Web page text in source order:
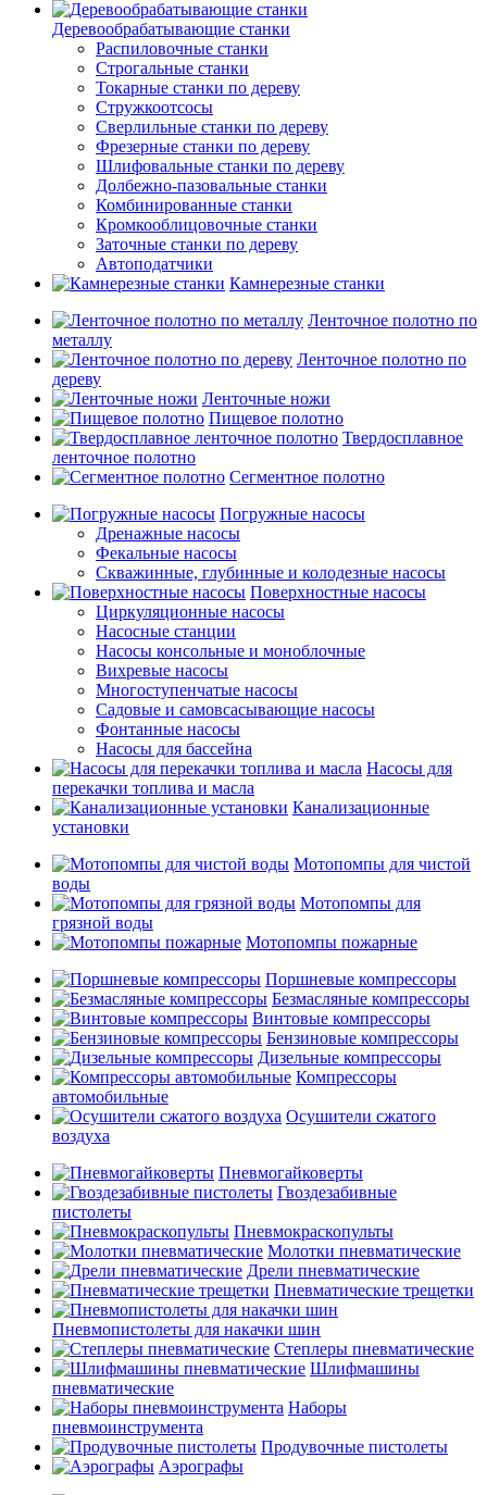
Деревообрабатывающие станки
Распиловочные станки
Строгальные станки
Токарные станки по дереву
Стружкоотсосы
Сверлильные станки по дереву
Фрезерные станки по дереву
Шлифовальные станки по дереву
Долбежно-пазовальные станки
Комбинированные станки
Кромкооблицовочные станки
Заточные станки по дереву
Автоподатчики
Камнерезные станки
Ленточное полотно по
металлу
Ленточное полотно по
дереву
Ленточные ножи
Пищевое полотно
Твердосплавное
ленточное полотно
Сегментное полотно
Погружные насосы
Дренажные насосы
Фекальные насосы
Скважинные, глубинные и колодезные насосы
Поверхностные насосы
Циркуляционные насосы
Насосные станции
Насосы консольные и моноблочные
Вихревые насосы
Многоступенчатые насосы
Садовые и самовсасывающие насосы
Фонтанные насосы
Насосы для бассейна
Насосы для
перекачки топлива и масла
Канализационные
установки
Мотопомпы для чистой
воды
Мотопомпы для
грязной воды
Мотопомпы пожарные
Поршневые компрессоры
Безмасляные компрессоры
Винтовые компрессоры
Бензиновые компрессоры
Дизельные компрессоры
Компрессоры
автомобильные
Осушители сжатого
воздуха
Пневмогайковерты
Гвоздезабивные
пистолеты
Пневмокраскопульты
Молотки пневматические
Дрели пневматические
Пневматические трещетки
Пневмопистолеты для накачки шин
Степлеры пневматические
Шлифмашины
пневматические
Наборы
пневмоинструмента
Продувочные пистолеты
Аэрографы